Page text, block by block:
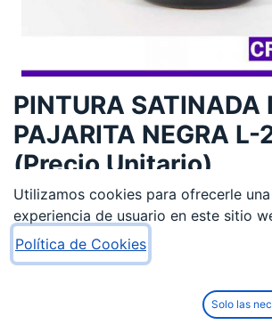
PINTURA SATINADA
PAJARITA NEGRA
(Precio Unitario)
2,23€
AÑADIR AL CARRITO
Utilizamos cookies para ofrecerle
experiencia de usuario en este sitio
Política de Cookies
Solo las